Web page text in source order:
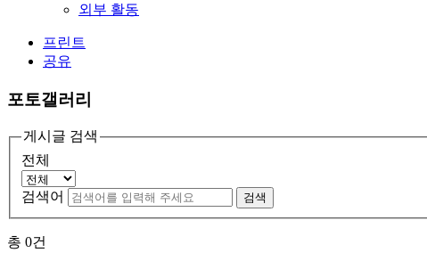
외부 활동
프린트
공유
포토갤러리
게시글 검색
전체
검색어 검색
총 0건